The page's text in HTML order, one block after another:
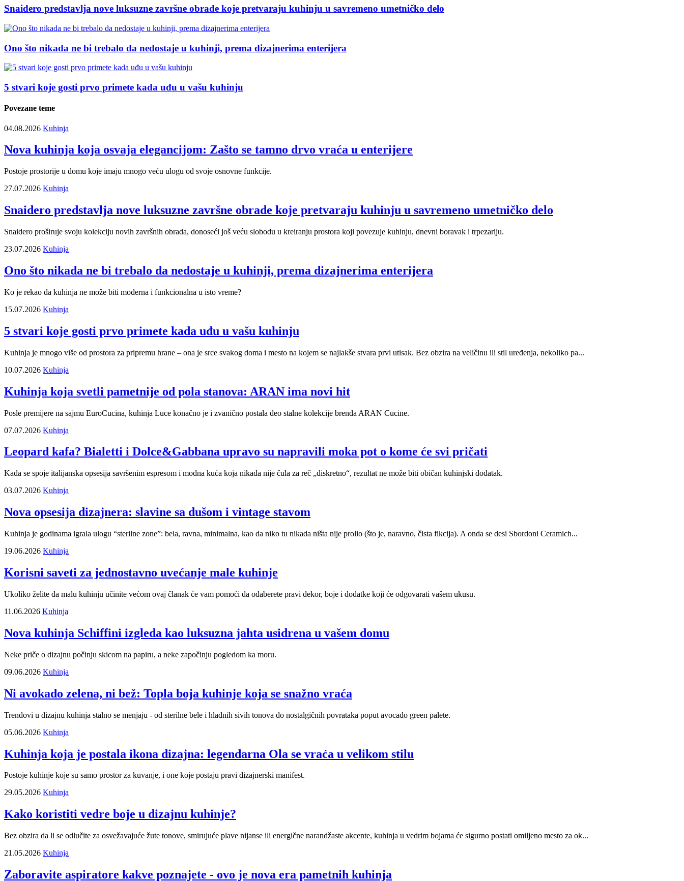
Snaidero predstavlja nove luksuzne završne obrade koje pretvaraju kuhinju u savremeno umetničko delo
Ono što nikada ne bi trebalo da nedostaje u kuhinji, prema dizajnerima enterijera
5 stvari koje gosti prvo primete kada uđu u vašu kuhinju
Povezane teme
04.08.2026 Kuhinja
Nova kuhinja koja osvaja elegancijom: Zašto se tamno drvo vraća u enterijere
Postoje prostorije u domu koje imaju mnogo veću ulogu od svoje osnovne funkcije.
27.07.2026 Kuhinja
Snaidero predstavlja nove luksuzne završne obrade koje pretvaraju kuhinju u savremeno umetničko delo
Snaidero proširuje svoju kolekciju novih završnih obrada, donoseći još veću slobodu u kreiranju prostora koji povezuje kuhinju, dnevni boravak i trpezariju.
23.07.2026 Kuhinja
Ono što nikada ne bi trebalo da nedostaje u kuhinji, prema dizajnerima enterijera
Ko je rekao da kuhinja ne može biti moderna i funkcionalna u isto vreme?
15.07.2026 Kuhinja
5 stvari koje gosti prvo primete kada uđu u vašu kuhinju
Kuhinja je mnogo više od prostora za pripremu hrane – ona je srce svakog doma i mesto na kojem se najlakše stvara prvi utisak. Bez obzira na veličinu ili stil uređenja, nekoliko pa...
10.07.2026 Kuhinja
Kuhinja koja svetli pametnije od pola stanova: ARAN ima novi hit
Posle premijere na sajmu EuroCucina, kuhinja Luce konačno je i zvanično postala deo stalne kolekcije brenda ARAN Cucine.
07.07.2026 Kuhinja
Leopard kafa? Bialetti i Dolce&Gabbana upravo su napravili moka pot o kome će svi pričati
Kada se spoje italijanska opsesija savršenim espresom i modna kuća koja nikada nije čula za reč „diskretno“, rezultat ne može biti običan kuhinjski dodatak.
03.07.2026 Kuhinja
Nova opsesija dizajnera: slavine sa dušom i vintage stavom
Kuhinja je godinama igrala ulogu “sterilne zone”: bela, ravna, minimalna, kao da niko tu nikada ništa nije prolio (što je, naravno, čista fikcija). A onda se desi Sbordoni Ceramich...
19.06.2026 Kuhinja
Korisni saveti za jednostavno uvećanje male kuhinje
Ukoliko želite da malu kuhinju učinite većom ovaj članak će vam pomoći da odaberete pravi dekor, boje i dodatke koji će odgovarati vašem ukusu.
11.06.2026 Kuhinja
Nova kuhinja Schiffini izgleda kao luksuzna jahta usidrena u vašem domu
Neke priče o dizajnu počinju skicom na papiru, a neke započinju pogledom ka moru.
09.06.2026 Kuhinja
Ni avokado zelena, ni bež: Topla boja kuhinje koja se snažno vraća
Trendovi u dizajnu kuhinja stalno se menjaju - od sterilne bele i hladnih sivih tonova do nostalgičnih povrataka poput avocado green palete.
05.06.2026 Kuhinja
Kuhinja koja je postala ikona dizajna: legendarna Ola se vraća u velikom stilu
Postoje kuhinje koje su samo prostor za kuvanje, i one koje postaju pravi dizajnerski manifest.
29.05.2026 Kuhinja
Kako koristiti vedre boje u dizajnu kuhinje?
Bez obzira da li se odlučite za osvežavajuće žute tonove, smirujuće plave nijanse ili energične narandžaste akcente, kuhinja u vedrim bojama će sigurno postati omiljeno mesto za ok...
21.05.2026 Kuhinja
Zaboravite aspiratore kakve poznajete - ovo je nova era pametnih kuhinja